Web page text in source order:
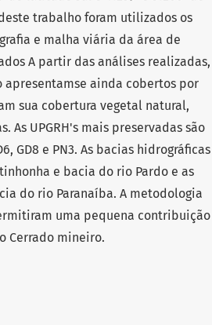
trabalho foram utilizados os
e malha viária da área de
A partir das análises realizadas,
apresentamse ainda cobertos por
sua cobertura vegetal natural,
UPGRH's mais preservadas são
GD8 e PN3. As bacias hidrográficas
e bacia do rio Pardo e as
do rio Paranaíba. A metodologia
uma pequena contribuição
Cerrado mineiro.